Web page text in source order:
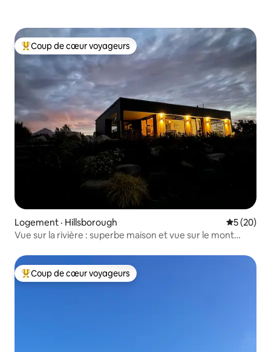
Coup de cœur voyageurs parmi les plus aimés
Coup de cœur voyageurs
Logement · Hillsborough Note
5 (20)
Vue sur la rivière : superbe maison et vue sur le mont
Coup de cœur voyageurs parmi les plus aimés
Coup de cœur voyageurs